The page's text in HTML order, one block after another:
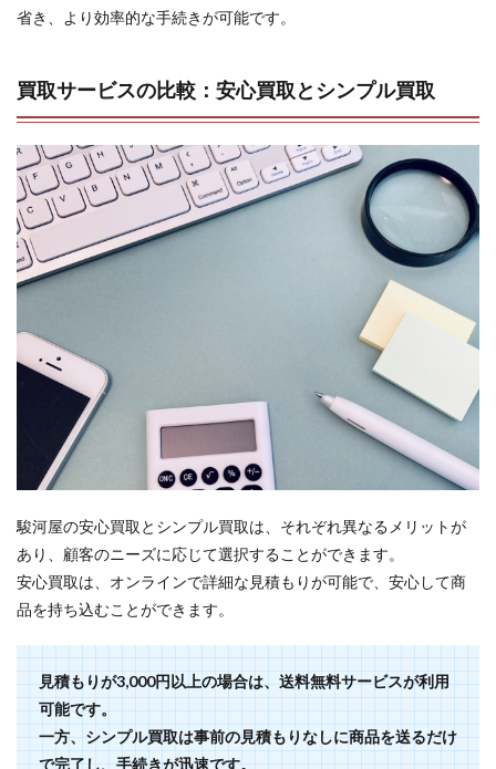
省き、より効率的な手続きが可能です。
買取サービスの比較：安心買取とシンプル買取
駿河屋の安心買取とシンプル買取は、それぞれ異なるメリットが
あり、顧客のニーズに応じて選択することができます。
安心買取は、オンラインで詳細な見積もりが可能で、安心して商
品を持ち込むことができます。
見積もりが3,000円以上の場合は、送料無料サービスが利用
可能です。
一方、シンプル買取は事前の見積もりなしに商品を送るだけ
で完了し、手続きが迅速です。